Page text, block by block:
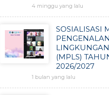
4 minggu yang lalu
SOSIALISASI
PENGENALAN
(MPLS)
2026/2027
1 bulan yang lalu